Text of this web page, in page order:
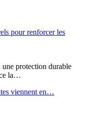
pour renforcer les
protection durable
la…
viennent en…